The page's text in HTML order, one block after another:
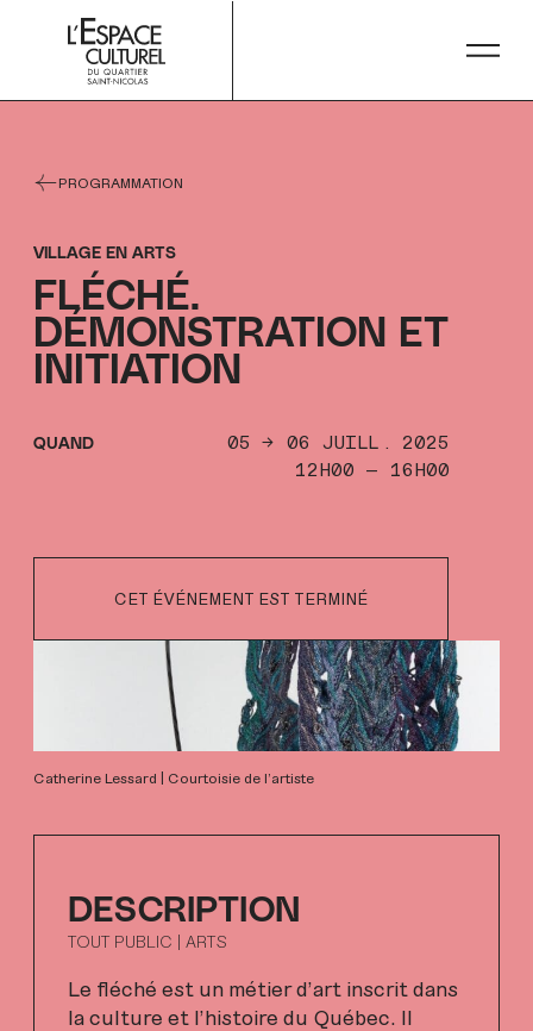
string(5) "16H00"
PROGRAMMATION
VILLAGE EN ARTS
FLÉCHÉ.
DÉMONSTRATION ET
INITIATION
QUAND
05 → 06 JUILL. 2025
12H00 — 16H00
CET ÉVÉNEMENT EST TERMINÉ
FLÉCHÉ.
DÉMONSTRATION ET
INITIATION
Catherine Lessard | Courtoisie de l'artiste
DESCRIPTION
TOUT PUBLIC | ARTS
Le fléché est un métier d’art inscrit dans
la culture et l’histoire du Québec. Il